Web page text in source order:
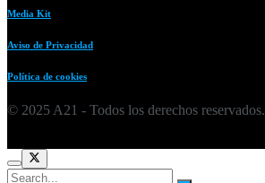
Media Kit
Aviso de Privacidad
Política de cookies
© 2025 A21 - Todos los derechos reservados.